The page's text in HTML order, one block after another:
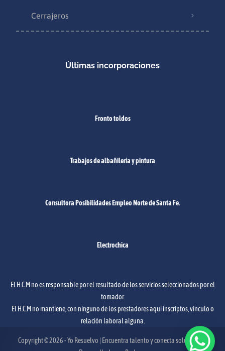
Cerrajeros
Últimas incorporaciones
Fronto toldos
Trabajos de albañilería y pintura
Consultora Posibilidades Empleo Norte de Santa Fe.
Electrochica
El H.C.M no es responsable por el resultado de los servicios seleccionados por el
tomador.
El H.C.M no mantiene, con ninguno de los prestadores aquí inscriptos, vínculo o
relación laboral alguna.
Copyright © 2026 - Yo Resuelvo | Encuentra talento y conecta soluciones -